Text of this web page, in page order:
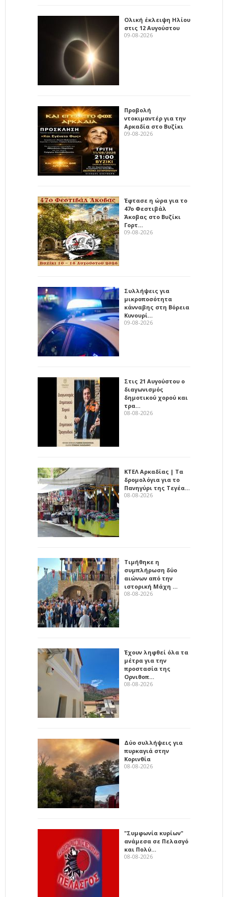
Ολική έκλειψη Ηλίου
στις 12 Αυγούστου
09-08-2026
Προβολή
ντοκιμαντέρ για την
Αρκαδία στο Βυζίκι
09-08-2026
Έφτασε η ώρα για το
47ο Φεστιβάλ
Άκοβας στο Βυζίκι
Γορτ…
09-08-2026
Συλλήψεις για
μικροποσότητα
κάνναβης στη Βόρεια
Κυνουρί…
09-08-2026
Στις 21 Αυγούστου ο
διαγωνισμός
δημοτικού χορού και
τρα…
08-08-2026
ΚΤΕΛ Αρκαδίας | Τα
δρομολόγια για το
Πανηγύρι της Τεγέα…
08-08-2026
Τιμήθηκε η
συμπλήρωση δύο
αιώνων από την
ιστορική Μάχη …
08-08-2026
Έχουν ληφθεί όλα τα
μέτρα για την
προστασία της
Ορνιθοπ…
08-08-2026
Δύο συλλήψεις για
πυρκαγιά στην
Κορινθία
08-08-2026
"Συμφωνία κυρίων"
ανάμεσα σε Πελασγό
και Πολύ…
08-08-2026